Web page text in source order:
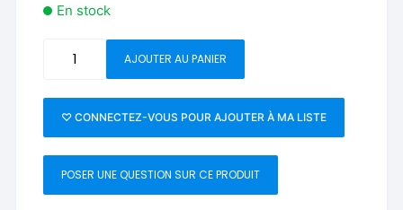
En stock
Night
Flight
(Gaff)
Playing
Cards
AJOUTER AU PANIER
♡ CONNECTEZ-VOUS POUR AJOUTER À MA LISTE
POSER UNE QUESTION SUR CE PRODUIT